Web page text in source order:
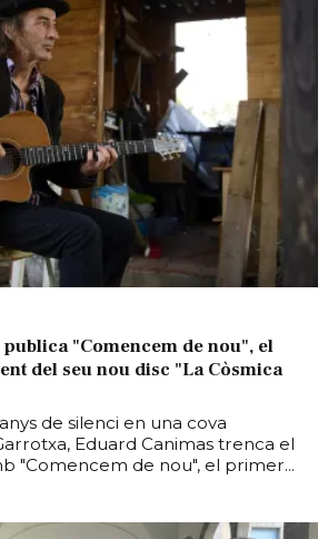
"Comencem de nou", el
del seu nou disc "La Còsmica
de silenci en una cova
Eduard Canimas trenca el
"Comencem de nou", el primer...